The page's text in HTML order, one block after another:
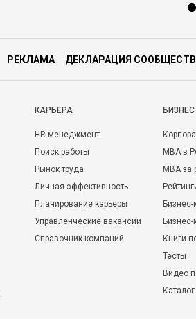
РЕКЛАМА ДЕКЛАРАЦИЯ
КАРЬЕРА
HR-менеджмент
Поиск работы
Рынок труда
Личная эффективность
Планирование карьеры
Управленческие вакансии
Справочник компаний
MBA в
MBA
Бизнес-
Книги
Тесты
Видео